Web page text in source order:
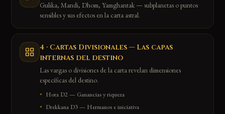
Gulika, Mandi, Dhom, Yamghantak — subplanetas o puntos
sensibles y sus efectos en la carta astral.
4 · Cartas Divisionales — Las capas
internas del destino
Las vargas o divisiones de la carta revelan dimensiones
específicas del destino.
Hora D2 — Ganancias y riqueza
Drekkana D3 — Hermanos e iniciativa